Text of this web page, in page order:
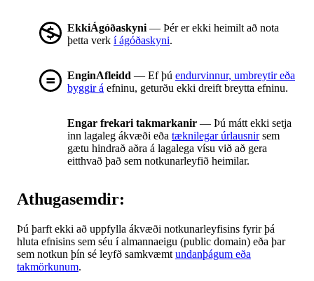
EkkiÁgóðaskyni — Þér er ekki heimilt að nota
þetta verk í ágóðaskyni.
EnginAfleidd — Ef þú endurvinnur, umbreytir eða
byggir á efninu, geturðu ekki dreift breytta efninu.
Engar frekari takmarkanir — Þú mátt ekki setja
inn lagaleg ákvæði eða tæknilegar úrlausnirsem
gætu hindrað aðra á lagalega vísu við að gera
eitthvað það sem notkunarleyfið heimilar.
Athugasemdir:
Þú þarft ekki að uppfylla ákvæði notkunarleyfisins fyrir þá
hluta efnisins sem séu í almannaeigu (public domain) eða þar
sem notkun þín sé leyfð samkvæmt undanþágum eða
takmörkunum.